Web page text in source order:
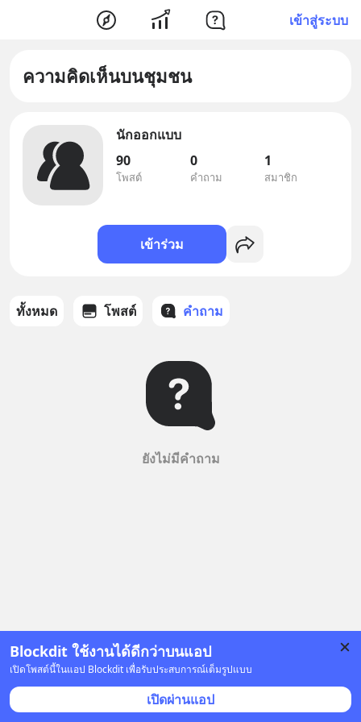
เข้าสู่ระบบ
Blockdit ใช้งานได้ดีกว่าบนแอป
เปิดโพสต์นี้ในแอป Blockdit เพื่อรับประสบการณ์เต็มรูปแบบ
เปิดผ่านแอป
ความคิดเห็นบนชุมชน
นักออกแบบ
90
โพสต์
0
คำถาม
1
สมาชิก
เข้าร่วม
ทั้งหมด โพสต์ คำถาม
ยังไม่มีคำถาม